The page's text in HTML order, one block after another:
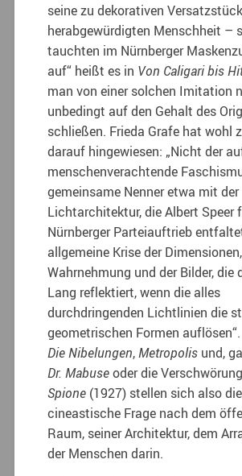
seine zu dekorativen
herabgewürdigten Menschheit –
tauchten im Nürnberger
auf“ heißt es in Von Caligari bis
man von einer solchen Imitation
unbedingt auf den Gehalt des
schließen. Frieda Grafe hat wohl
darauf hingewiesen: „Nicht der
menschenverachtende
gemeinsame Nenner etwa mit der
Lichtarchitektur, die Albert Speer
Nürnberger Parteiauftrieb
allgemeine Krise der
Wahrnehmung und der Bilder, die
Lang reflektiert, wenn die alles
durchdringenden Lichtlinien die
geometrischen Formen
Die Nibelungen,Metropolis und,
Dr. Mabuseoder die
Spione (1927) stellen sich also die
cineastische Frage nach dem
Raum, seiner Architektur, dem
der Menschen darin.